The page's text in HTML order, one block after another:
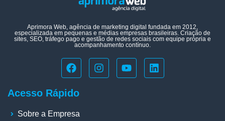
Aprimora Web, agência de marketing digital fundada em 2012,
especializada em pequenas e médias empresas brasileiras. Criação de
sites, SEO, tráfego pago e gestão de redes sociais com equipe própria e
acompanhamento contínuo.
Acesso Rápido
Sobre a Empresa